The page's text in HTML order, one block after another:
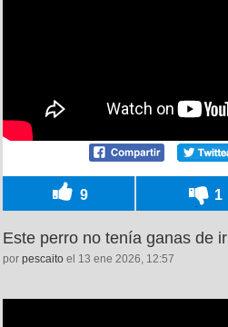
9 1
Este perro no tenía ganas de
por pescaito el 13 ene 2026, 12:57